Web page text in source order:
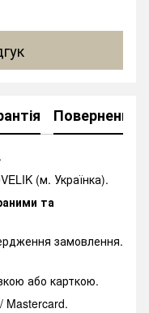
Повернення
(м. Українка).
та
замовлення.
або карткою.
Mastercard.